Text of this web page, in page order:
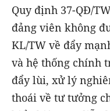
Quy định 37-QĐ/
đảng viên không
KL/TW về đẩy
và hệ thống chính
đẩy lùi, xử lý
thoái về tư tưởng